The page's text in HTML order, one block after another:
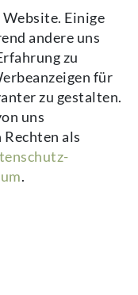
Einige
andere uns
zu
für
zu gestalten.
uns
als
.